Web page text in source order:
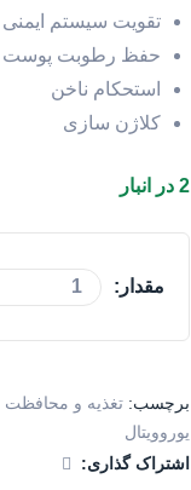
تقویت سیستم ایمنی
حفظ رطوبت پوست
استحکام ناخن
کلاژن سازی
2 در انبار
مقدار:
برچسب: تغذیه و
يوروويتال
اشتراک گذاری: